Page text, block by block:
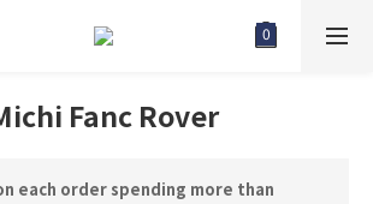
Fanc Rover
each order spending more than